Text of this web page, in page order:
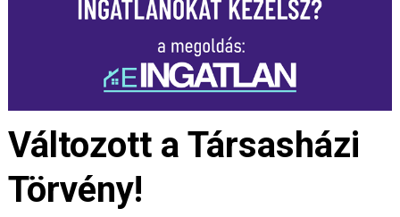
Változott a Társasházi
Törvény!